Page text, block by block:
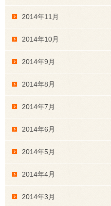
2014年11月
2014年10月
2014年9月
2014年8月
2014年7月
2014年6月
2014年5月
2014年4月
2014年3月